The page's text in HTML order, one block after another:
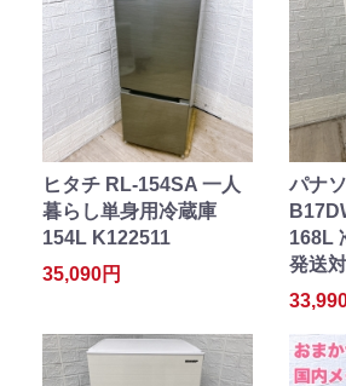
ヒタチ RL-154SA 一人
暮らし単身用冷蔵庫
154L K122511
35,090円
パナ
168L
発送対